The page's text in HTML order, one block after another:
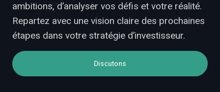
ambitions, d’analyser vos défis et votre réalité.
Repartez avec une vision claire des prochaines
étapes dans votre stratégie d’investisseur.
Discutons